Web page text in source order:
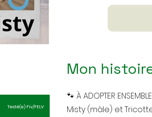
Testé(e) Fiv/FELV
Mon
🐾 À ADOPTER
Misty (mâle) et